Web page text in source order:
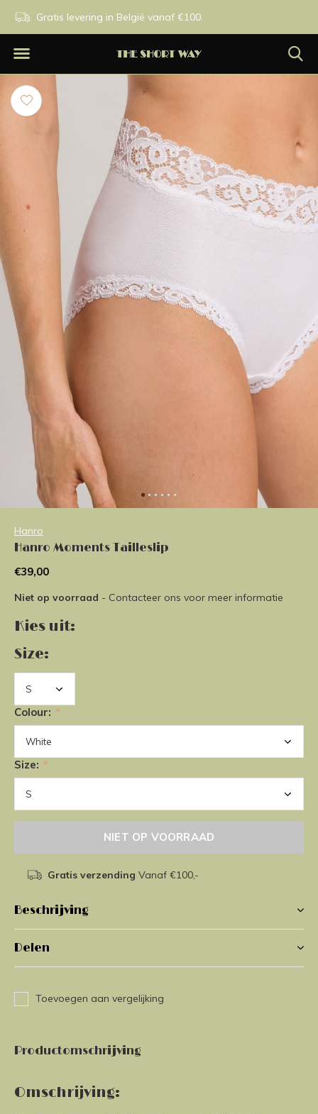
Gratis levering in België vanaf €100.
Hanro
Hanro Moments Tailleslip
€39,00
Niet op voorraad - Contacteer ons voor meer informatie
Kies uit:
Size:
Colour: *
Size: *
NIET OP VOORRAAD
Gratis verzending Vanaf €100,-
Beschrijving
Delen
Toevoegen aan vergelijking
Productomschrijving
Omschrijving: